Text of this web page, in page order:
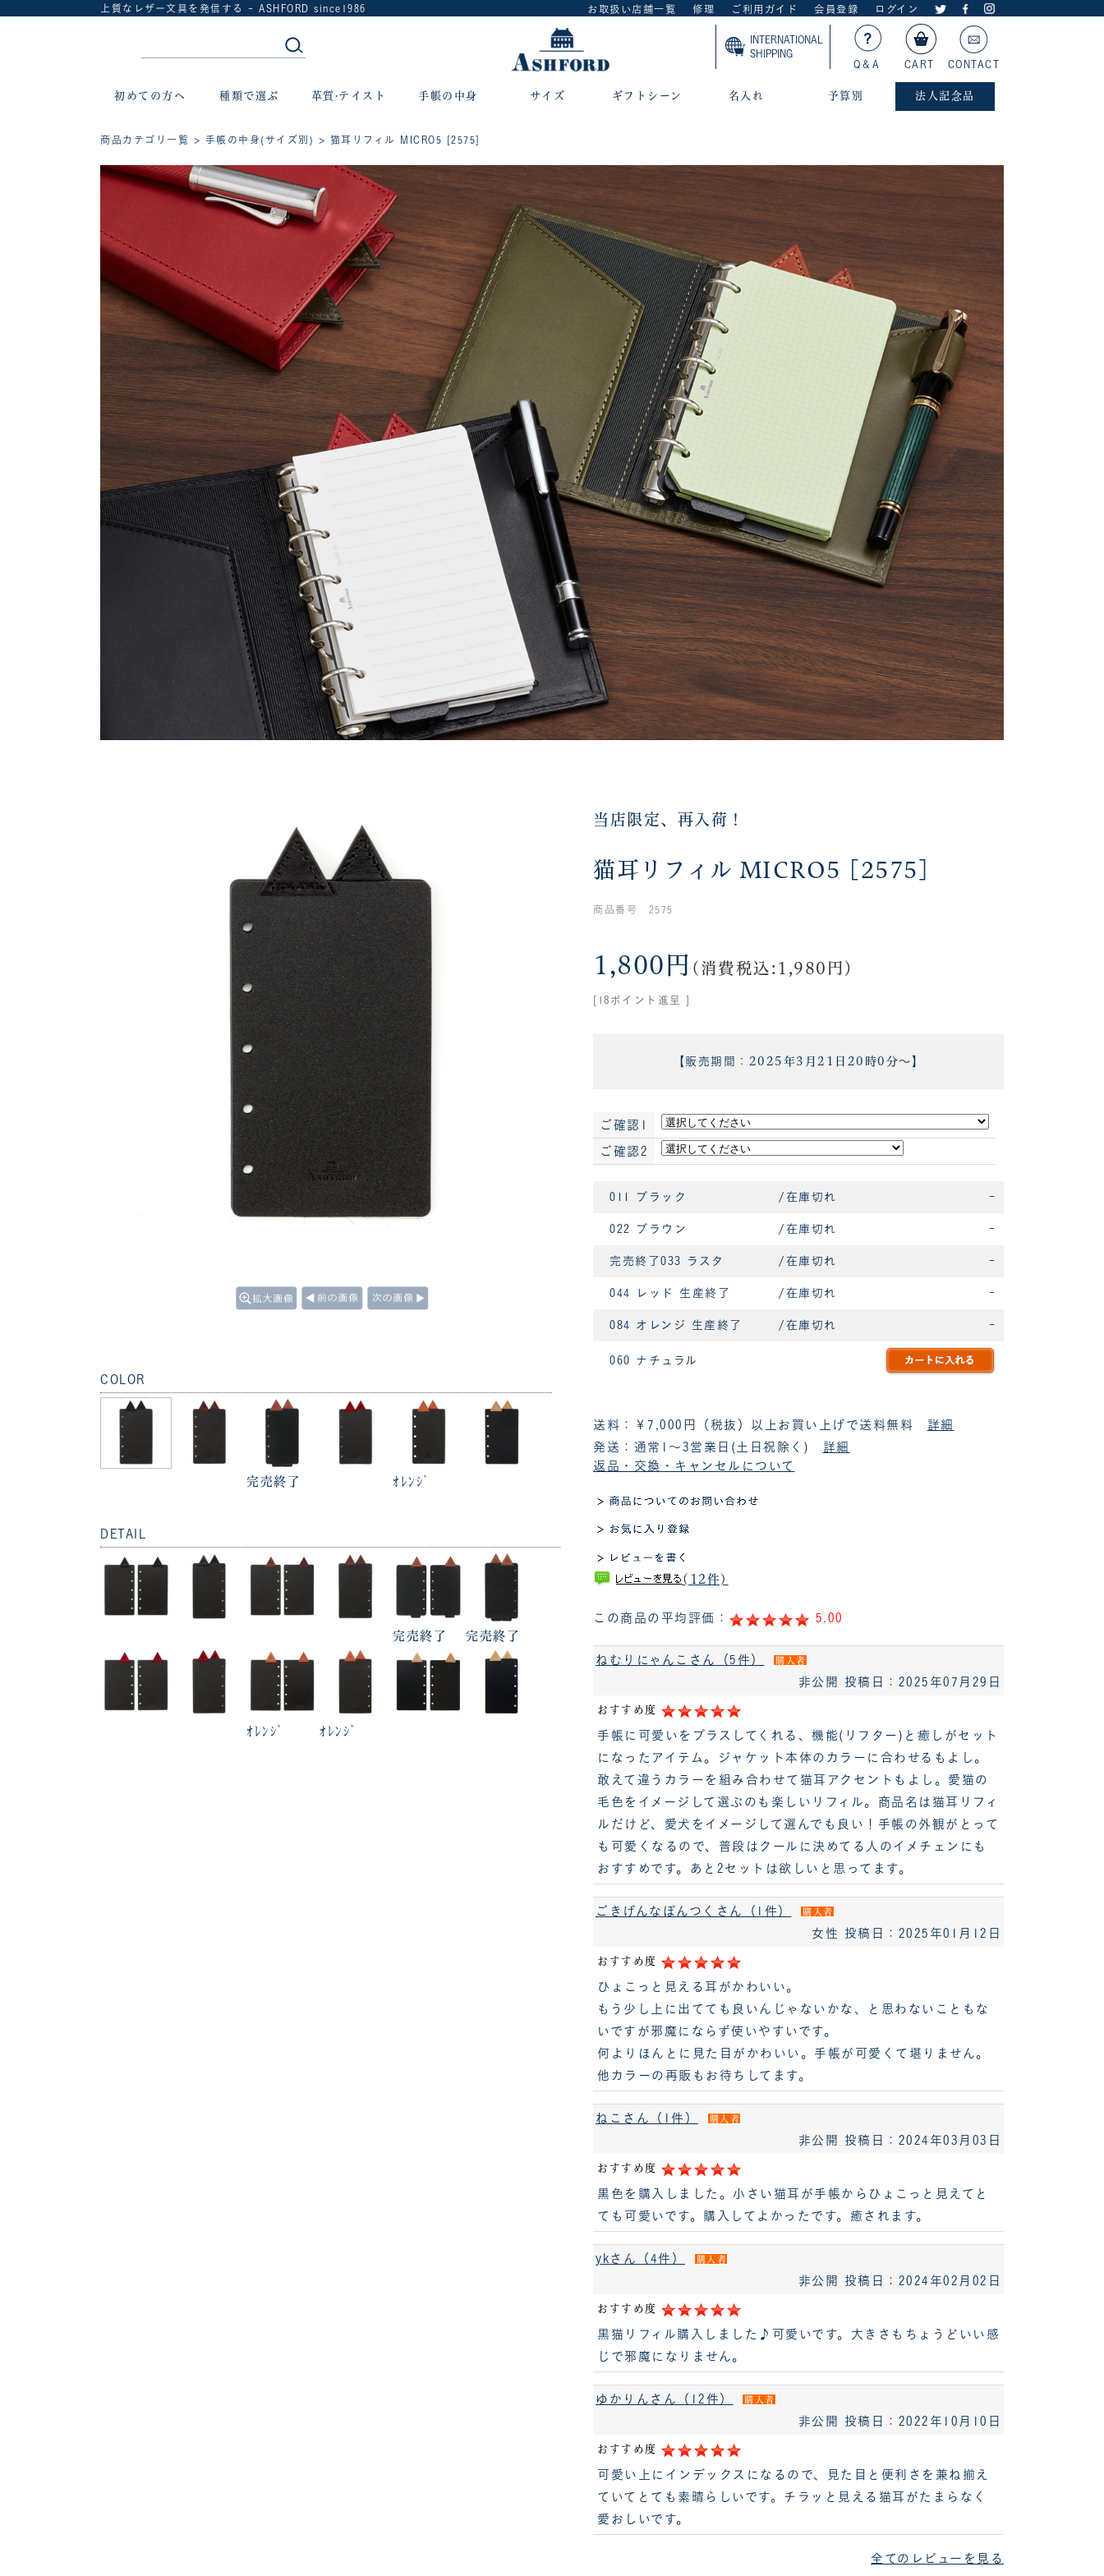
上質なレザー文具を発信する - ASHFORD since1986 お取扱い店舗一覧 修理 ご利用ガイド 会員登録 ログイン
INTERNATIONAL
SHIPPING
Q＆A
CART CONTACT
初めての方へ 種類で選ぶ 革質·テイスト 手帳の中身 サイズ ギフトシーン 名入れ 予算別 法人記念品
商品カテゴリ一覧 > 手帳の中身(サイズ別) > 猫耳リフィル MICRO5 [2575]
当店限定、再入荷！
猫耳リフィル MICRO5 [2575]
商品番号 2575
1,800円 (消費税込:1,980円)
[18ポイント進呈 ]
【販売期間： 2025年3月21日20時0分～】
ご確認1
ご確認2
011 ブラック /在庫切れ -
022 ブラウン /在庫切れ -
完売終了033 ラスタ /在庫切れ -
044 レッド 生産終了 /在庫切れ -
084 オレンジ 生産終了 /在庫切れ -
060 ナチュラル
返品・交換・キャンセルについて
送料：￥7,000円（税抜）以上お買い上げで送料無料 詳細
発送：通常1～3営業日(土日祝除く) 詳細
(12件)
この商品の平均評価： 5.00
ねむりにゃんこさん（5件） 購入者
非公開 投稿日：2025年07月29日
おすすめ度
手帳に可愛いをプラスしてくれる、機能(リフター)と癒しがセット
になったアイテム。ジャケット本体のカラーに合わせるもよし。
敢えて違うカラーを組み合わせて猫耳アクセントもよし。愛猫の
毛色をイメージして選ぶのも楽しいリフィル。商品名は猫耳リフィ
ルだけど、愛犬をイメージして選んでも良い！手帳の外観がとって
も可愛くなるので、普段はクールに決めてる人のイメチェンにも
おすすめです。あと2セットは欲しいと思ってます。
ごきげんなぽんつくさん（1件） 購入者
女性 投稿日：2025年01月12日
おすすめ度
ひょこっと見える耳がかわいい。
もう少し上に出てても良いんじゃないかな、と思わないこともな
いですが邪魔にならず使いやすいです。
何よりほんとに見た目がかわいい。手帳が可愛くて堪りません。
他カラーの再販もお待ちしてます。
ねこさん（1件） 購入者
非公開 投稿日：2024年03月03日
おすすめ度
黒色を購入しました。小さい猫耳が手帳からひょこっと見えてと
ても可愛いです。購入してよかったです。癒されます。
ykさん（4件） 購入者
非公開 投稿日：2024年02月02日
おすすめ度
黒猫リフィル購入しました♪可愛いです。大きさもちょうどいい感
じで邪魔になりません。
ゆかりんさん（12件） 購入者
非公開 投稿日：2022年10月10日
おすすめ度
可愛い上にインデックスになるので、見た目と便利さを兼ね揃え
ていてとても素晴らしいです。チラッと見える猫耳がたまらなく
愛おしいです。
全てのレビューを見る
COLOR
完売終了 ｵﾚﾝｼﾞ
DETAIL
完売終了 完売終了
ｵﾚﾝｼﾞ ｵﾚﾝｼﾞ